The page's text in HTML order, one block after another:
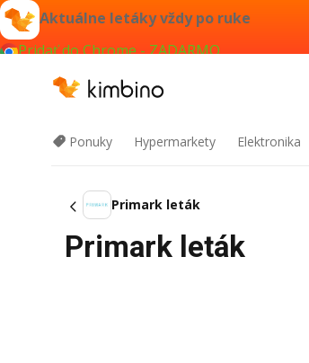
Aktuálne letáky vždy po ruke
Pridať do Chrome - ZADARMO
Ponuky Hypermarkety Elektronika
Primark leták
Primark leták